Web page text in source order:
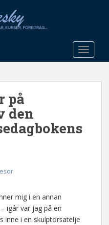
på
den
mig i en annan
igår var jag på en
inne i en skulptörsatelje